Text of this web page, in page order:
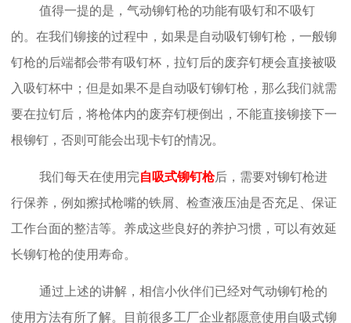
值得一提的是，气动铆钉枪的功能有吸钉和不吸钉
的。在我们铆接的过程中，如果是自动吸钉铆钉枪，一般铆
钉枪的后端都会带有吸钉杯，拉钉后的废弃钉梗会直接被吸
入吸钉杯中；但是如果不是自动吸钉铆钉枪，那么我们就需
要在拉钉后，将枪体内的废弃钉梗倒出，不能直接铆接下一
根铆钉，否则可能会出现卡钉的情况。
我们每天在使用完自吸式铆钉枪后，需要对铆钉枪进
行保养，例如擦拭枪嘴的铁屑、检查液压油是否充足、保证
工作台面的整洁等。养成这些良好的养护习惯，可以有效延
长铆钉枪的使用寿命。
通过上述的讲解，相信小伙伴们已经对气动铆钉枪的
使用方法有所了解。目前很多工厂企业都愿意使用自吸式铆